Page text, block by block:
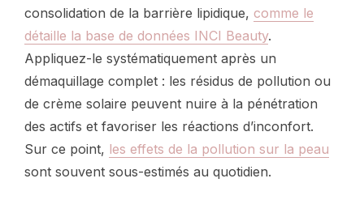
consolidation de la barrière lipidique, comme le
détaille la base de données INCI Beauty.
Appliquez-le systématiquement après un
démaquillage complet : les résidus de pollution ou
de crème solaire peuvent nuire à la pénétration
des actifs et favoriser les réactions d’inconfort.
Sur ce point, les effets de la pollution sur la peau
sont souvent sous-estimés au quotidien.